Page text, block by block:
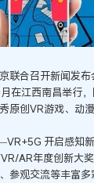
联合召开新闻发
在江西南昌举行
原创VR游戏、动
开启感知
AR年度创新大
参观交流等丰富